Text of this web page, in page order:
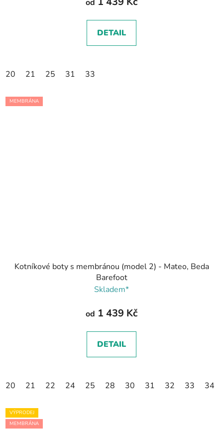
od
DETAIL
20 21 25 31 33
MEMBRÁNA
Kotníkové boty s membránou (model 2) - Mateo, Beda
Barefoot
Skladem*
od 1 439 Kč
DETAIL
20 21 22 24 25 28 30 31 32 33 34
VÝPRODEJ
MEMBRÁNA